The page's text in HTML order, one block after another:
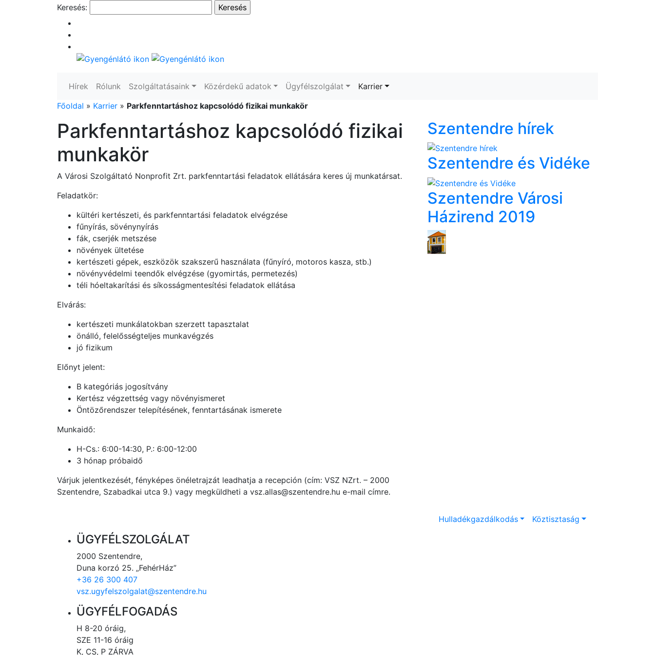
Keresés:
Hírek Rólunk Szolgáltatásaink Közérdekű adatok Ügyfélszolgálat
Karrier
Főoldal » Karrier » Parkfenntartáshoz kapcsolódó fizikai munkakör
Parkfenntartáshoz kapcsolódó fizikai
munkakör
A Városi Szolgáltató Nonprofit Zrt. parkfenntartási feladatok ellátására keres új munkatársat.
Feladatkör:
kültéri kertészeti, és parkfenntartási feladatok elvégzése
fűnyírás, sövénynyírás
fák, cserjék metszése
növények ültetése
kertészeti gépek, eszközök szakszerű használata (fűnyíró, motoros kasza, stb.)
növényvédelmi teendők elvégzése (gyomirtás, permetezés)
téli hóeltakarítási és síkosságmentesítési feladatok ellátása
Elvárás:
kertészeti munkálatokban szerzett tapasztalat
önálló, felelősségteljes munkavégzés
jó fizikum
Előnyt jelent:
B kategóriás jogosítvány
Kertész végzettség vagy növényismeret
Öntözőrendszer telepítésének, fenntartásának ismerete
Munkaidő:
H-Cs.: 6:00-14:30, P.: 6:00-12:00
3 hónap próbaidő
Várjuk jelentkezését, fényképes önéletrajzát leadhatja a recepción (cím: VSZ NZrt. – 2000
Szentendre, Szabadkai utca 9.) vagy megküldheti a vsz.allas@szentendre.hu e-mail címre.
Szentendre hírek
Szentendre és Vidéke
Szentendre Városi
Házirend 2019
Hulladékgazdálkodás Köztisztaság
ÜGYFÉLSZOLGÁLAT
2000 Szentendre,
Duna korzó 25. „FehérHáz”
+36 26 300 407
vsz.ugyfelszolgalat@szentendre.hu
ÜGYFÉLFOGADÁS
H 8-20 óráig,
SZE 11-16 óráig
K, CS, P ZÁRVA